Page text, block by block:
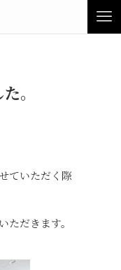
。
ていただく際
だきます。